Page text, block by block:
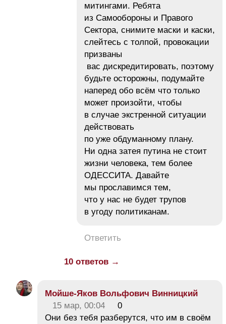
митингами. Ребята
из Самообороны и Правого
Сектора, снимите маски и каски,
слейтесь с толпой, провокации
призваны
вас дискредитировать, поэтому
будьте осторожны, подумайте
наперед обо всём что только
может произойти, чтобы
в случае экстренной ситуации
действовать
по уже обдуманному плану.
Ни одна затея путина не стоит
жизни человека, тем более
ОДЕССИТА. Давайте
мы прославимся тем,
что у нас не будет трупов
в угоду политиканам.
Ответить
10 ответов →
Мойше-Яков Вольфович Винницкий
15 мар, 00:04
0
Они без тебя разберутся, что им в своём